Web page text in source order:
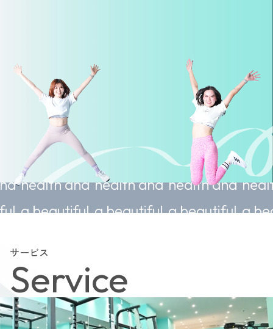
and
Sustainable
health and
a beautiful
Sustainable
health and
a beautiful
Sustainable
health and
a beautiful a
サービス
Service